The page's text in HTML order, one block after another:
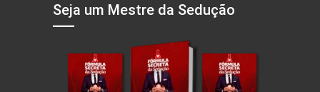
Seja um Mestre da Sedução